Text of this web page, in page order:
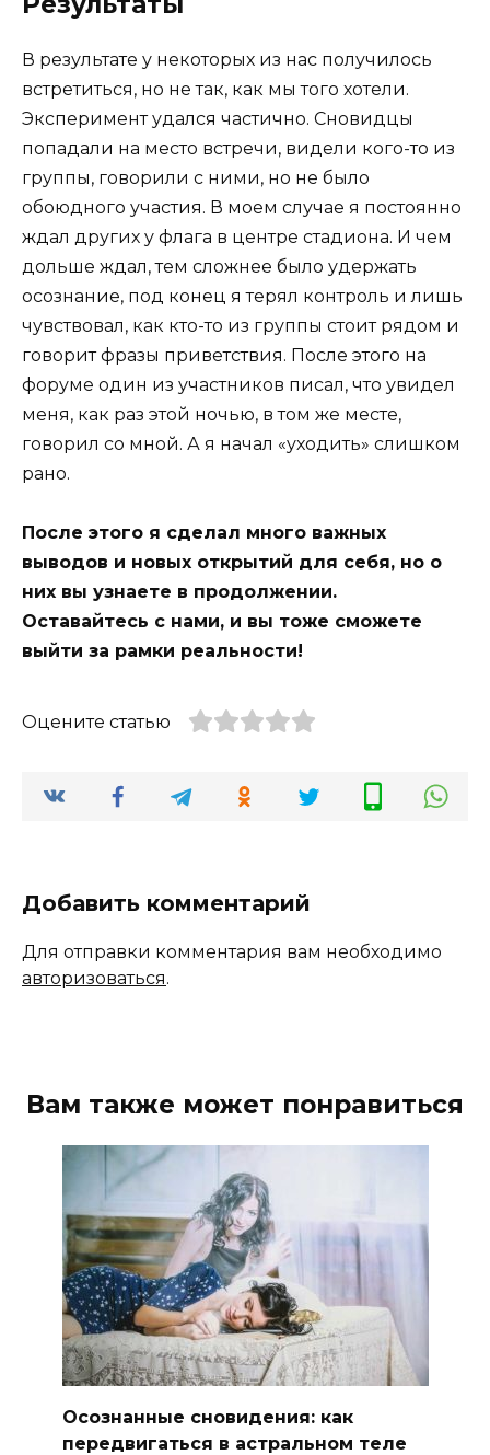
В результате у некоторых из нас получилось
встретиться, но не так, как мы того хотели.
Эксперимент удался частично. Сновидцы
попадали на место встречи, видели кого-то из
группы, говорили с ними, но не было
обоюдного участия. В моем случае я постоянно
ждал других у флага в центре стадиона. И чем
дольше ждал, тем сложнее было удержать
осознание, под конец я терял контроль и лишь
чувствовал, как кто-то из группы стоит рядом и
говорит фразы приветствия. После этого на
форуме один из участников писал, что увидел
меня, как раз этой ночью, в том же месте,
говорил со мной. А я начал «уходить» слишком
рано.
После этого я сделал много важных
выводов и новых открытий для себя, но о
них вы узнаете в продолжении.
Оставайтесь с нами, и вы тоже сможете
выйти за рамки реальности!
Оцените статью
Добавить комментарий
Для отправки комментария вам необходимо
авторизоваться.
Вам также может понравиться
Осознанные сновидения: как
передвигаться в астральном теле